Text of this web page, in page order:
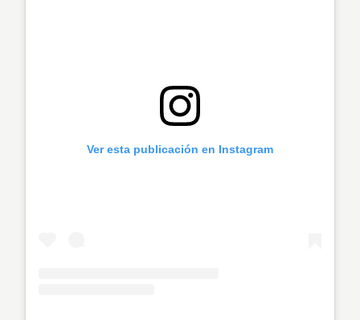
Ver esta publicación en Instagram